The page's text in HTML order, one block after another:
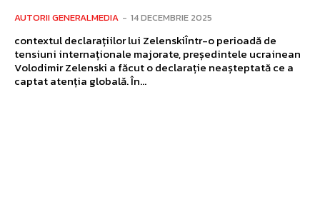
AUTORII GENERALMEDIA - 14 DECEMBRIE 2025
contextul declarațiilor lui ZelenskiÎntr-o perioadă de
tensiuni internaționale majorate, președintele ucrainean
Volodimir Zelenski a făcut o declarație neașteptată ce a
captat atenția globală. În...